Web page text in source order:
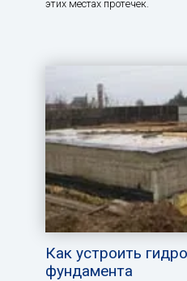
этих местах протечек.
Как устроить
фундамента